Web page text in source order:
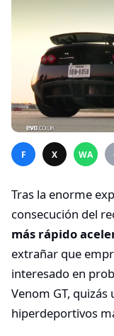
F X WA
Tras la enorme
consecución del
más rápido
extrañar que
interesado en
Venom GT,
hiperdeportivos